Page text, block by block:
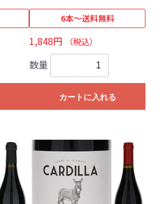
6本～送料無料
1,848円 （税込）
数量
カートに入れる